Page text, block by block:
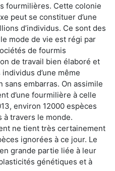
fourmilières. Cette colonie
peut se constituer d’une
d’individus. Ce sont des
mode de vie est régi par
de fourmis
de travail bien élaboré et
d’une même
embarras. On assimile
d’une fourmilière à celle
environ 12000 espèces
travers le monde.
ne tient très certainement
ignorées à ce jour. Le
grande partie liée à leur
génétiques et à